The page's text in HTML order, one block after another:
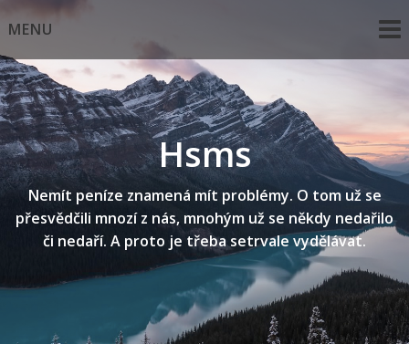
Skip
toMENU
Hsms
Nemít peníze znamená mít problémy. O tom už se
přesvědčili mnozí z nás, mnohým už se někdy nedařilo
či nedaří. A proto je třeba setrvale vydělávat.